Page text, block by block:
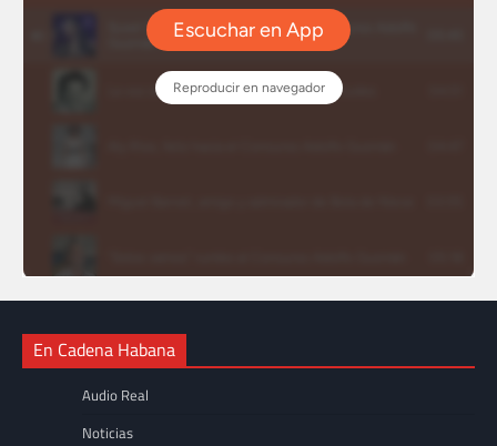
En Cadena Habana
Audio Real
Noticias